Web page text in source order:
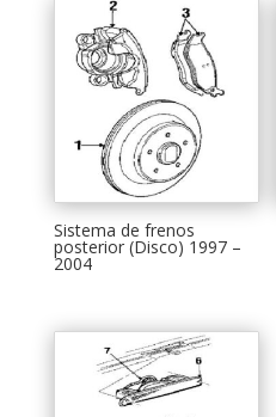
Sistema de frenos
posterior (Disco) 1997 –
2004